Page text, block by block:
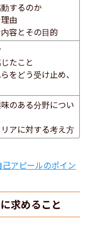
するのか
由
容とその目的
たこと
をどう受け止め、
のある分野につい
アに対する考え方
アピールのポイン
求めること